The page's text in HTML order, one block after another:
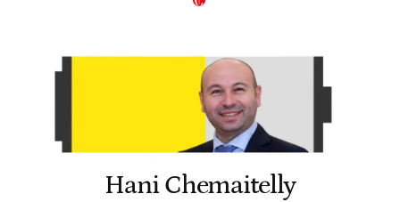
Hani Chemaitelly